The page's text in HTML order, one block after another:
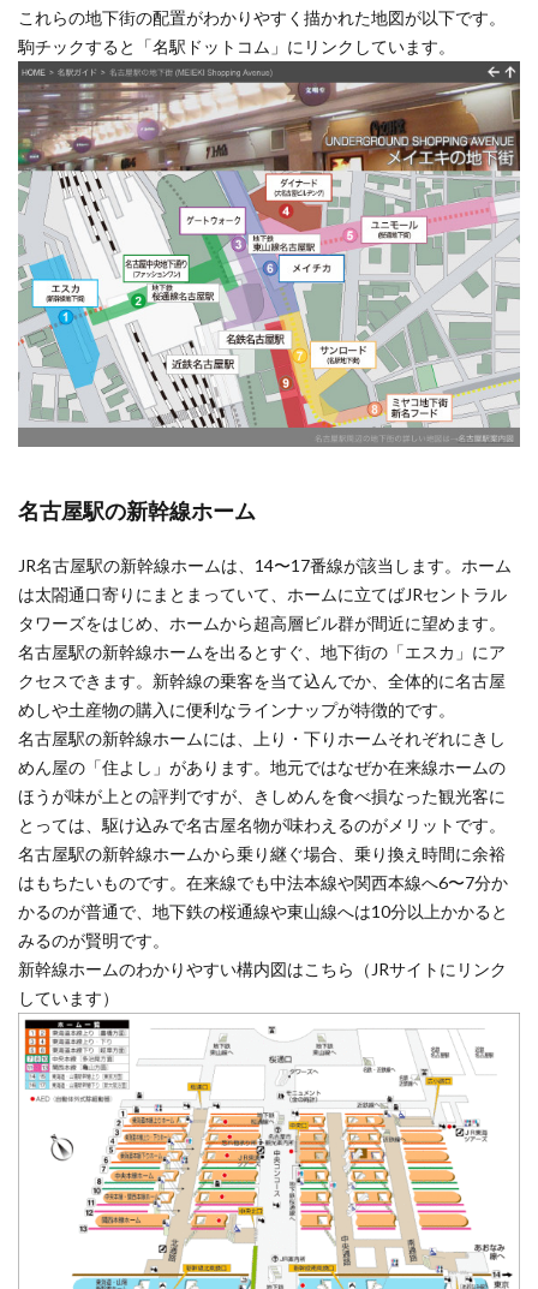
これらの地下街の配置がわかりやすく描かれた地図が以下です。
駒チックすると「名駅ドットコム」にリンクしています。
名古屋駅の新幹線ホーム
JR名古屋駅の新幹線ホームは、14〜17番線が該当します。ホーム
は太閤通口寄りにまとまっていて、ホームに立てばJRセントラル
タワーズをはじめ、ホームから超高層ビル群が間近に望めます。
名古屋駅の新幹線ホームを出るとすぐ、地下街の「エスカ」にア
クセスできます。新幹線の乗客を当て込んでか、全体的に名古屋
めしや土産物の購入に便利なラインナップが特徴的です。
名古屋駅の新幹線ホームには、上り・下りホームそれぞれにきし
めん屋の「住よし」があります。地元ではなぜか在来線ホームの
ほうが味が上との評判ですが、きしめんを食べ損なった観光客に
とっては、駆け込みで名古屋名物が味わえるのがメリットです。
名古屋駅の新幹線ホームから乗り継ぐ場合、乗り換え時間に余裕
はもちたいものです。在来線でも中法本線や関西本線へ6〜7分か
かるのが普通で、地下鉄の桜通線や東山線へは10分以上かかると
みるのが賢明です。
新幹線ホームのわかりやすい構内図はこちら（JRサイトにリンク
しています）